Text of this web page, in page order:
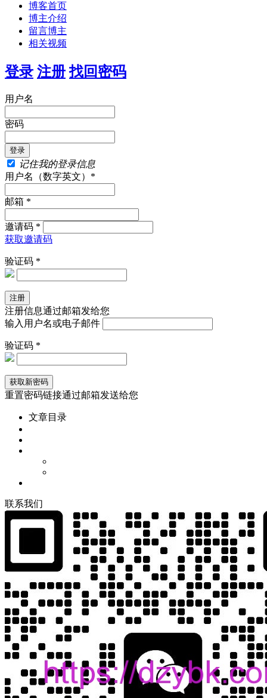
博客首页
博主介绍
留言博主
相关视频
登录 注册 找回密码
用户名
密码
记住我的登录信息
用户名（数字英文）*
邮箱 *
邀请码 *
获取邀请码
验证码 *
注册信息通过邮箱发给您
输入用户名或电子邮件
验证码 *
重置密码链接通过邮箱发送给您
文章目录
联系我们